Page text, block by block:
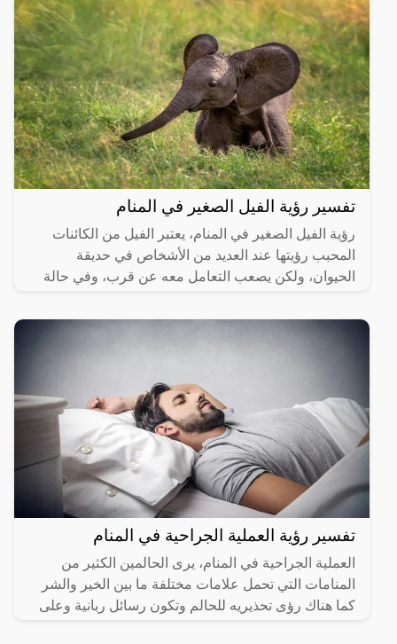
تفسير رؤية الفيل الصغير في المنام
رؤية الفيل الصغير في المنام، يعتبر الفيل من الكائنات
المحبب رؤيتها عند العديد من الأشخاص في حديقة
الحيوان، ولكن يصعب التعامل معه عن قرب، وفي حالة
تفسير رؤية العملية الجراحية في المنام
العملية الجراحية في المنام، يرى الحالمين الكثير من
المنامات التي تحمل علامات مختلفة ما بين الخير والشر
كما هناك رؤى تحذيريه للحالم وتكون رسائل ربانية وعلى